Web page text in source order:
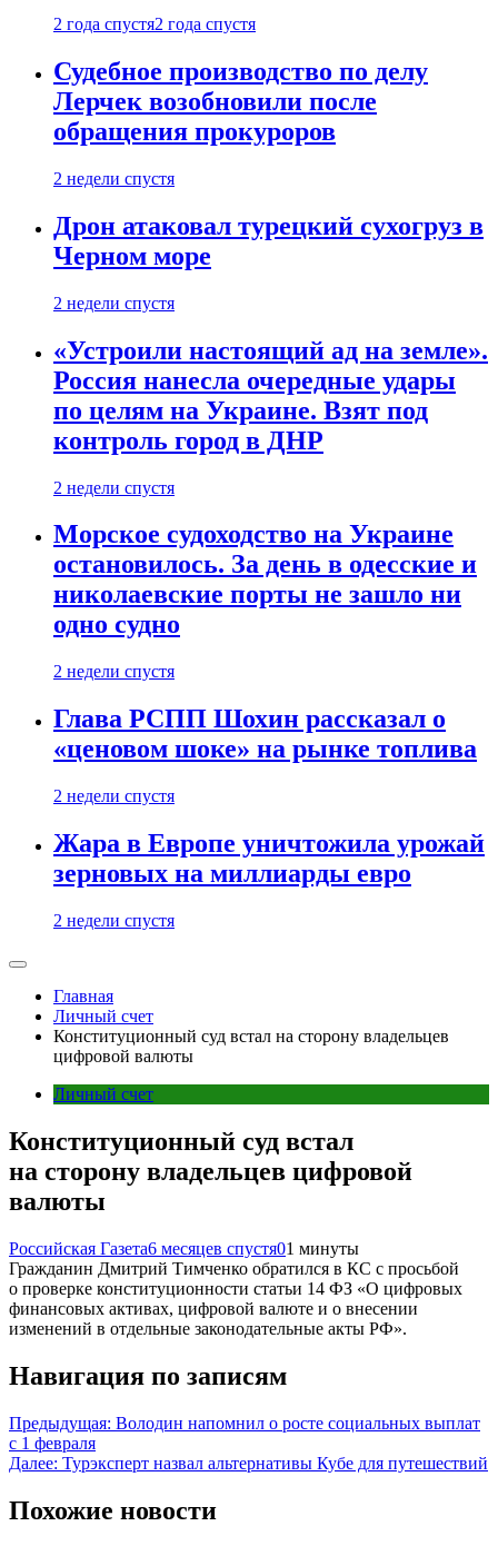
2 года спустя2 года спустя
Судебное производство по делу
Лерчек возобновили после
обращения прокуроров
2 недели спустя
Дрон атаковал турецкий сухогруз в
Черном море
2 недели спустя
«Устроили настоящий ад на земле».
Россия нанесла очередные удары
по целям на Украине. Взят под
контроль город в ДНР
2 недели спустя
Морское судоходство на Украине
остановилось. За день в одесские и
николаевские порты не зашло ни
одно судно
2 недели спустя
Глава РСПП Шохин рассказал о
«ценовом шоке» на рынке топлива
2 недели спустя
Жара в Европе уничтожила урожай
зерновых на миллиарды евро
2 недели спустя
Главная
Личный счет
Конституционный суд встал на сторону владельцев
цифровой валюты
Личный счет
Конституционный суд встал
на сторону владельцев цифровой
валюты
Российская Газета6 месяцев спустя01 минуты
Гражданин Дмитрий Тимченко обратился в КС с просьбой
о проверке конституционности статьи 14 ФЗ «О цифровых
финансовых активах, цифровой валюте и о внесении
изменений в отдельные законодательные акты РФ».
Навигация по записям
Предыдущая: Володин напомнил о росте социальных выплат
с 1 февраля
Далее: Турэксперт назвал альтернативы Кубе для путешествий
Похожие новости